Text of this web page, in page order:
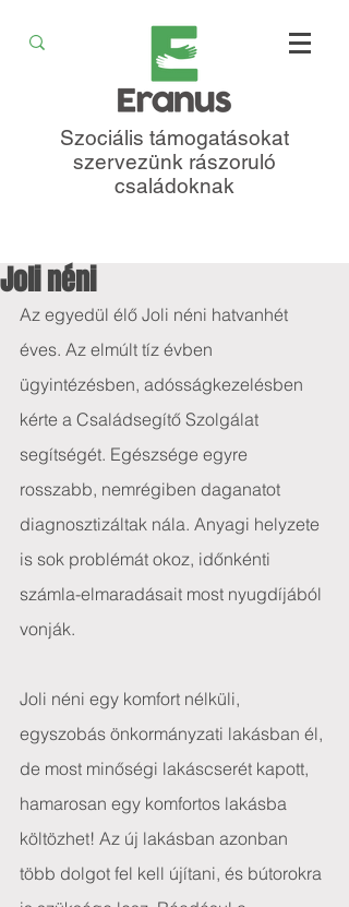
Szociális támogatásokat
szervezünk rászoruló
családoknak
Joli néni
Az egyedül élő Joli néni hatvanhét
éves. Az elmúlt tíz évben
ügyintézésben, adósságkezelésben
kérte a Családsegítő Szolgálat
segítségét. Egészsége egyre
rosszabb, nemrégiben daganatot
diagnosztizáltak nála. Anyagi helyzete
is sok problémát okoz, időnkénti
számla-elmaradásait most nyugdíjából
vonják.
Joli néni egy komfort nélküli,
egyszobás önkormányzati lakásban él,
de most minőségi lakáscserét kapott,
hamarosan egy komfortos lakásba
költözhet! Az új lakásban azonban
több dolgot fel kell újítani, és bútorokra